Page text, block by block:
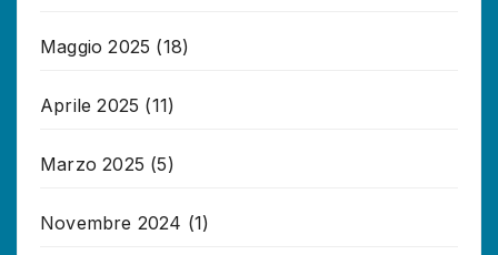
Maggio 2025 (18)
Aprile 2025 (11)
Marzo 2025 (5)
Novembre 2024 (1)